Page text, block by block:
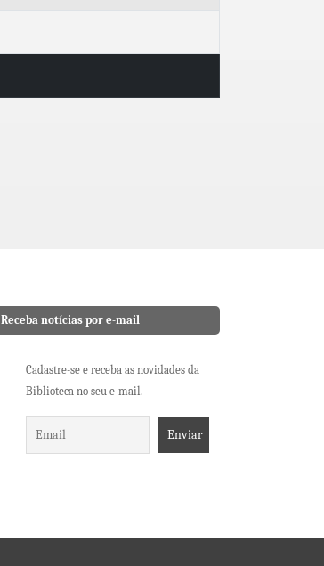
Receba notícias por e-mail
Cadastre-se e receba as novidades da
Biblioteca no seu e-mail.